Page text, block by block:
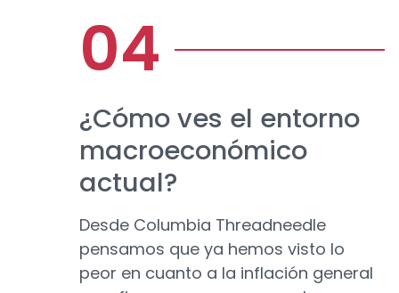
¿Cómo ves el entorno
macroeconómico
actual?
Desde Columbia Threadneedle
pensamos que ya hemos visto lo
peor en cuanto a la inflación general